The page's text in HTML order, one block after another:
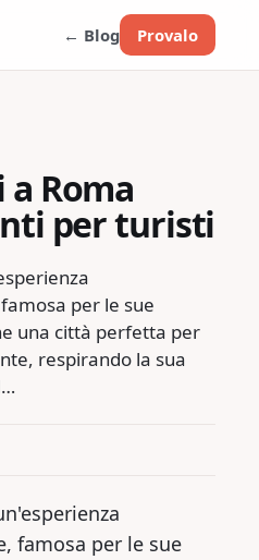
← Blog Provalo
Roma
per turisti
per le sue
una città perfetta per
respirando la sua
famosa per le sue